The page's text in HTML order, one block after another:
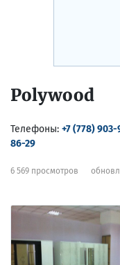
Polywood
Телефоны: +7 (778)
86-29
6 569 просмотров